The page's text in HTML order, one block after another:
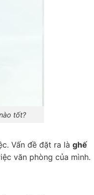
tốt?
Vấn đề đặt ra là ghế
văn phòng của mình.